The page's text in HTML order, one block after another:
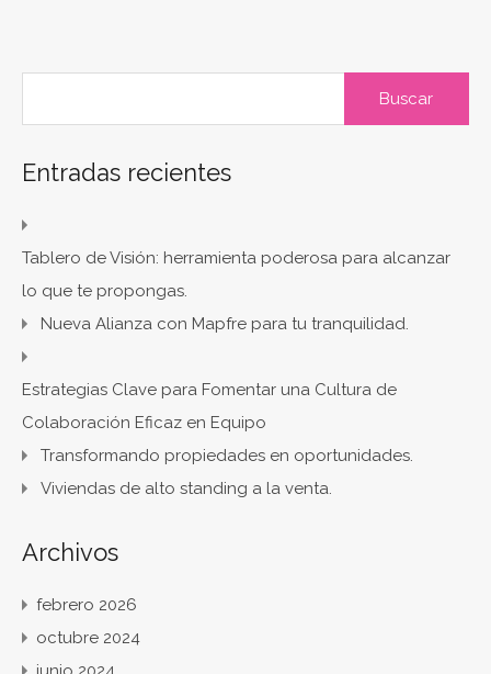
Entradas recientes
Tablero de Visión: herramienta poderosa para alcanzar
lo que te propongas.
Nueva Alianza con Mapfre para tu tranquilidad.
Estrategias Clave para Fomentar una Cultura de
Colaboración Eficaz en Equipo
Transformando propiedades en oportunidades.
Viviendas de alto standing a la venta.
Archivos
febrero 2026
octubre 2024